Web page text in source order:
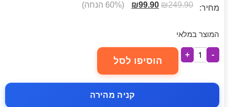
מחיר: ₪249.90
₪99.90 (60% הנחה)
המוצר במלאי
-
+
הוסיפו לסל
קניה מהירה